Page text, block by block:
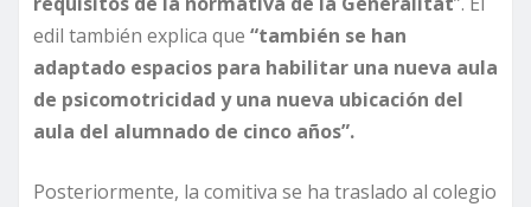
edil también explica que “también se han
adaptado espacios para habilitar una nueva aula
de psicomotricidad y una nueva ubicación del
aula del alumnado de cinco años”.
Posteriormente, la comitiva se ha traslado al colegio